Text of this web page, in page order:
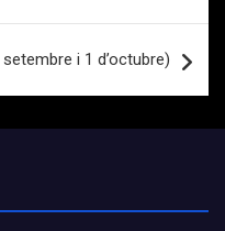
i 1 d’octubre)